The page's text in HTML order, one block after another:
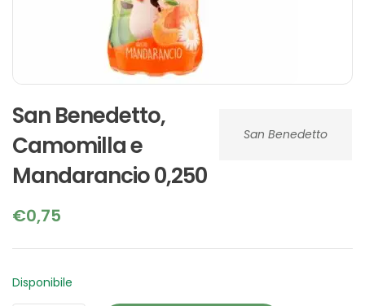
San Benedetto
San Benedetto,
Camomilla e
Mandarancio 0,250
€0,75
Disponibile